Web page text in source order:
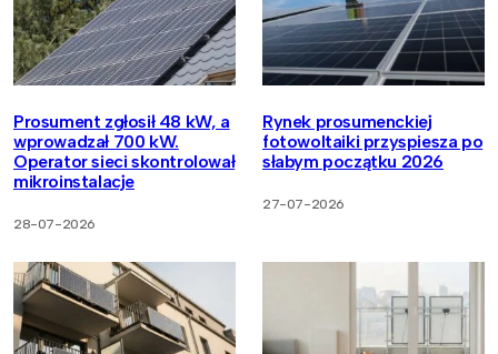
Prosument zgłosił 48 kW, a
wprowadzał 700 kW.
Operator sieci skontrolował
mikroinstalacje
28-07-2026
Rynek prosumenckiej
fotowoltaiki przyspiesza po
słabym początku 2026
27-07-2026